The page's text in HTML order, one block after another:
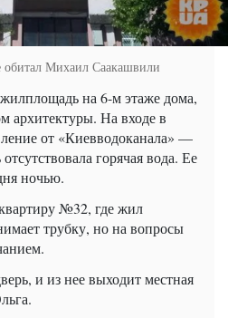
Михаил Саакашвили
на 6-м этаже дома,
архитектуры. На входе в
от «Киевводоканала» —
горячая вода. Ее
ночью.
№32, где жил
трубку, но на вопросы
и из нее выходит местная